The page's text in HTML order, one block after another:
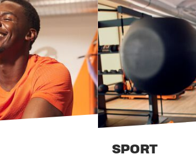
SPORT